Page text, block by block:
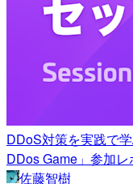
DDoS対策を実践で
DDos Game」参加
佐藤智樹